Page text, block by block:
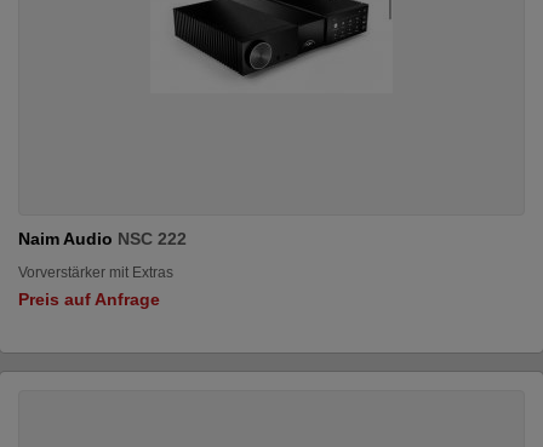
Naim Audio NSC 222
Vorverstärker mit Extras
Preis auf Anfrage